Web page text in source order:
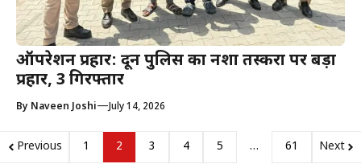
ऑपरेशन प्रहार: दून पुलिस का नशा तस्करों पर बड़ा
प्रहार, 3 गिरफ्तार
By Naveen Joshi—July 14, 2026
Previous 1 2 3 4 5 … 61 Next